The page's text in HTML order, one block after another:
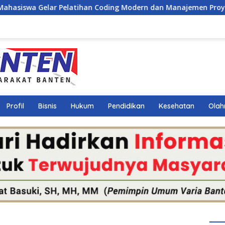
Coding Modern dan Manajemen Proyek IT bagi Siswa SMK
Profil Bisnis Hukum Pendidikan Kesehatan